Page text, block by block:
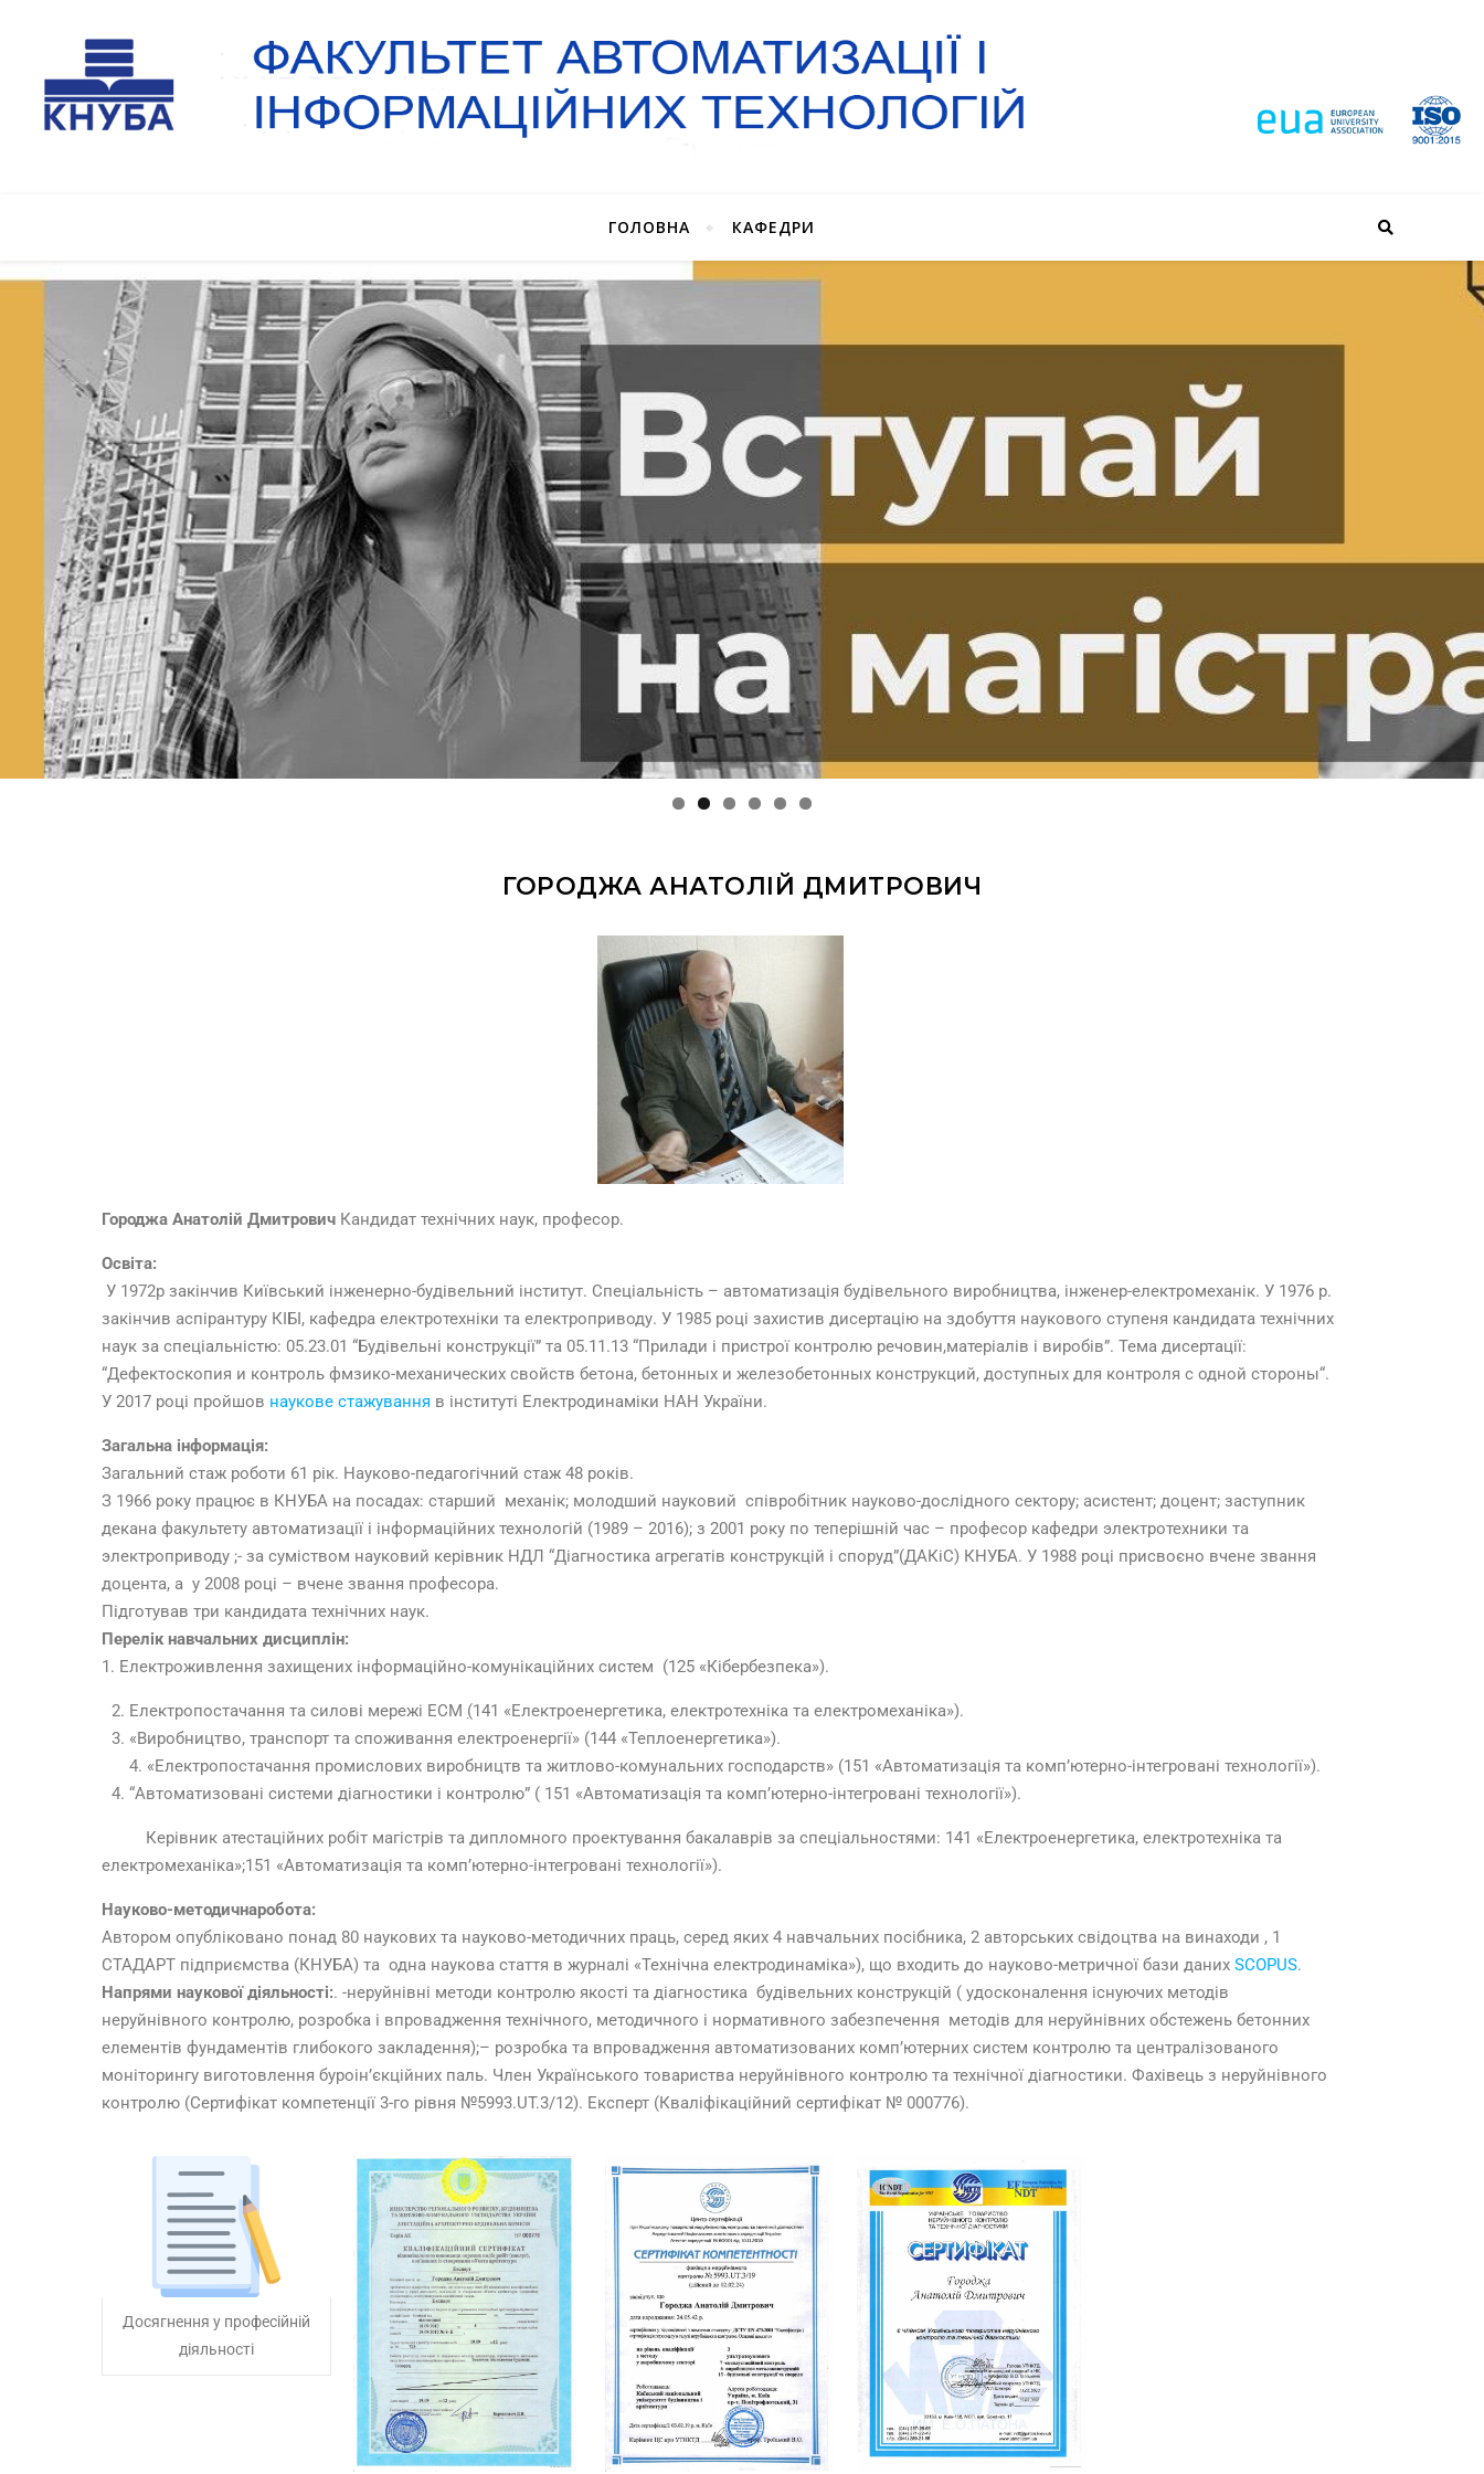
ГОЛОВНА КАФЕДРИ
ГОРОДЖА АНАТОЛІЙ ДМИТРОВИЧ
Городжа Анатолій Дмитрович Кандидат технічних наук, професор.
Освіта:
У 1972р закінчив Київський інженерно-будівельний інститут. Спеціальність – автоматизація будівельного виробництва, інженер-електромеханік. У 1976 р.
закінчив аспірантуру КІБІ, кафедра електротехніки та електроприводу. У 1985 році захистив дисертацію на здобуття наукового ступеня кандидата технічних
наук за спеціальністю: 05.23.01 “Будівельні конструкції” та 05.11.13 “Прилади і пристрої контролю речовин,матеріалів і виробів”. Тема дисертації:
“Дефектоскопия и контроль фмзико-механических свойств бетона, бетонных и железобетонных конструкций, доступных для контроля с одной стороны“.
У 2017 році пройшов наукове стажування в інституті Електродинаміки НАН України.
Загальна інформація:
Загальний стаж роботи 61 рік. Науково-педагогічний стаж 48 років.
З 1966 року працює в КНУБА на посадах: старший механік; молодший науковий співробітник науково-дослідного сектору; асистент; доцент; заступник
декана факультету автоматизації і інформаційних технологій (1989 – 2016); з 2001 року по теперішній час – професор кафедри электротехники та
электроприводу ;- за суміством науковий керівник НДЛ “Діагностика агрегатів конструкцій і споруд”(ДАКіС) КНУБА. У 1988 році присвоєно вчене звання
доцента, а у 2008 році – вчене звання професора.
Підготував три кандидата технічних наук.
Перелік навчальних дисциплін:
1. Електроживлення захищених інформаційно-комунікаційних систем (125 «Кібербезпека»).
Електропостачання та силові мережі ЕСМ (141 «Електроенергетика, електротехніка та електромеханіка»).
«Виробництво, транспорт та споживання електроенергії» (144 «Теплоенергетика»).
4. «Електропостачання промислових виробництв та житлово-комунальних господарств» (151 «Автоматизація та комп’ютерно-інтегровані технології»).
“Автоматизовані системи діагностики і контролю” ( 151 «Автоматизація та комп’ютерно-інтегровані технології»).
Керівник атестаційних робіт магістрів та дипломного проектування бакалаврів за спеціальностями: 141 «Електроенергетика, електротехніка та
електромеханіка»;151 «Автоматизація та комп’ютерно-інтегровані технології»).
Науково-методичнаробота:
Автором опубліковано понад 80 наукових та науково-методичних праць, серед яких 4 навчальних посібника, 2 авторських свідоцтва на винаходи , 1
СТАДАРТ підприємства (КНУБА) та одна наукова стаття в журналі «Технічна електродинаміка»), що входить до науково-метричної бази даних SCOPUS.
Напрями наукової діяльності:. -неруйнівні методи контролю якості та діагностика будівельних конструкцій ( удосконалення існуючих методів
неруйнівного контролю, розробка і впровадження технічного, методичного і нормативного забезпечення методів для неруйнівних обстежень бетонних
елементів фундаментів глибокого закладення);– розробка та впровадження автоматизованих комп’ютерних систем контролю та централізованого
моніторингу виготовлення буроін’єкційних паль. Член Українського товариства неруйнівного контролю та технічної діагностики. Фахівець з неруйнівного
контролю (Сертифікат компетенції 3-го рівня №5993.UT.3/12). Експерт (Кваліфікаційний сертифікат № 000776).
Досягнення у професійній
діяльності